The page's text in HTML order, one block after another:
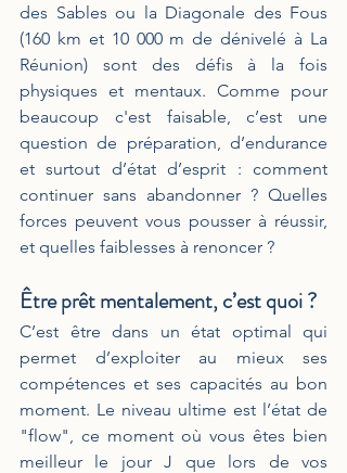
des Sables ou la Diagonale des Fous
(160 km et 10 000 m de dénivelé à La
Réunion) sont des défis à la fois
physiques et mentaux. Comme pour
beaucoup c'est faisable, c’est une
question de préparation, d’endurance
et surtout d’état d’esprit : comment
continuer sans abandonner ? Quelles
forces peuvent vous pousser à réussir,
et quelles faiblesses à renoncer ?
Être prêt mentalement, c’est quoi ?
C’est être dans un état optimal qui
permet d’exploiter au mieux ses
compétences et ses capacités au bon
moment. Le niveau ultime est l’état de
"flow", ce moment où vous êtes bien
meilleur le jour J que lors de vos